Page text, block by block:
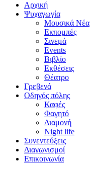
Αρχική
Ψυχαγωγία
Μουσικά Νέα
Εκπομπές
Σινεμά
Events
Βιβλίο
Εκθέσεις
Θέατρο
Γρεβενά
Οδηγός πόλης
Καφές
Φαγητό
Διαμονή
Night life
Συνεντεύξεις
Διαγωνισμοί
Επικοινωνία